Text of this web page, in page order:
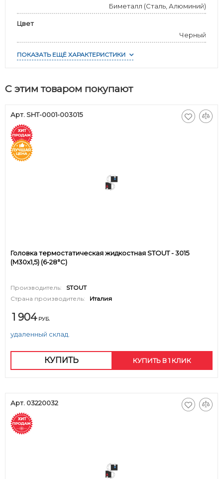
Биметалл (Сталь, Алюминий)
Цвет
Черный
ПОКАЗАТЬ ЕЩЁ ХАРАКТЕРИСТИКИ
С этим товаром покупают
Арт. SHT-0001-003015
Головка термостатическая жидкостная STOUT - 3015
(M30x1,5) (6-28°C)
Производитель:
STOUT
Страна производитель:
Италия
1 904 РУБ.
удаленный склад.
КУПИТЬ КУПИТЬ В 1 КЛИК
Арт. 03220032